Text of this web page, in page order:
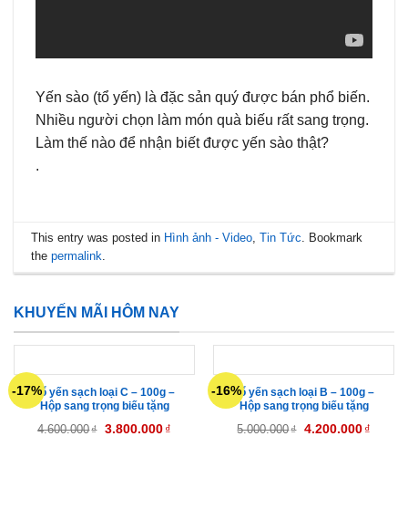
Yến sào (tổ yến) là đặc sản quý được bán phổ biến.
Nhiều người chọn làm món quà biếu rất sang trọng.
Làm thế nào để nhận biết được yến sào thật?
.
This entry was posted in Hình ảnh - Video ,Tin Tức . Bookmark
thepermalink
KHUYẾN MÃI HÔM NAY
-17%Tổ yến sạch loại C – 100g –
Hộp sang trọng biếu tặng
4.600.000₫ 3.800.000 ₫
-16%Tổ yến sạch loại B – 100g –
Hộp sang trọng biếu tặng
5.000.000₫ 4.200.000 ₫